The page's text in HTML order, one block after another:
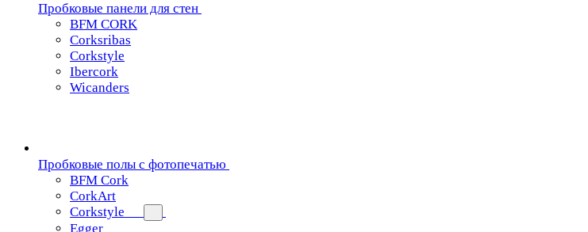
Пробковые панели для стен
BFM CORK
Corksribas
Corkstyle
Ibercork
Wicanders
Пробковые полы с фотопечатью
BFM Cork
CorkArt
Corkstyle
Egger